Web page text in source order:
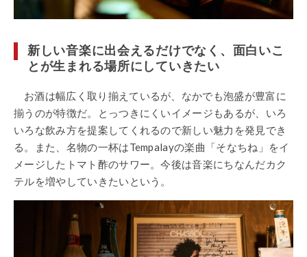
新しい音楽に出会えるだけでなく、面白いこ
とが生まれる場所にしていきたい
お酒は幅広く取り揃えているが、なかでも泡盛が豊富に
揃うのが特徴だ。とっつきにくいイメージもあるが、いろ
いろな飲み方を提案してくれるので新しい魅力を発見でき
る。また、名物の一杯はTempalayの楽曲「そなちね」をイ
メージしたトマト酢のサワー。今後は音楽にちなんだカク
テルを増やしていきたいという。